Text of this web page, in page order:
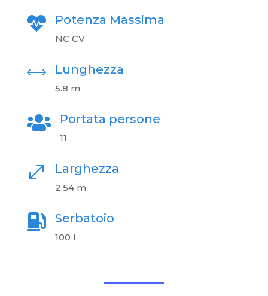
 Potenza Massima
NC CV
, Lunghezza
5.8 m
 Portata persone
11
. Larghezza
2.54 m
 Serbatoio
100 l